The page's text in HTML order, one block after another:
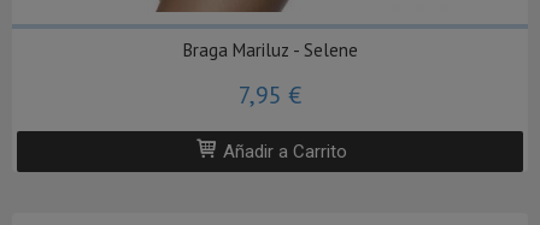
Braga Mariluz - Selene
7,95 €
Añadir a Carrito